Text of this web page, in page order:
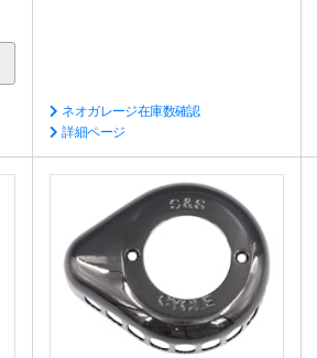
ネオガレージ在庫数確認
詳細ページ